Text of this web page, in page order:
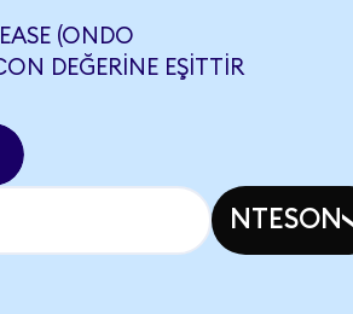
(ONDO
DEĞERINE EŞITTIR
NTESON